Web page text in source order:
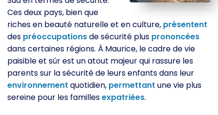
Ces deux pays, bien que
riches en beauté naturelle et en culture, présentent
des préoccupationsde sécurité plus prononcées
dans certaines régions. À Maurice, le cadre de vie
paisible et sûr est un atout majeur qui rassure les
parents sur la sécurité de leurs enfants dans leur
environnement quotidien, permettant une vie plus
sereine pour les famillesexpatriées.